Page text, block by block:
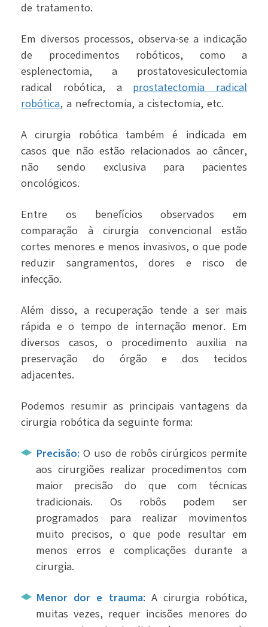
de tratamento.
Em diversos processos, observa-se a indicação
de procedimentos robóticos, como a
esplenectomia, a prostatovesiculectomia
radical robótica, a prostatectomia radical
robótica, a nefrectomia, a cistectomia, etc.
A cirurgia robótica também é indicada em
casos que não estão relacionados ao câncer,
não sendo exclusiva para pacientes
oncológicos.
Entre os benefícios observados em
comparação à cirurgia convencional estão
cortes menores e menos invasivos, o que pode
reduzir sangramentos, dores e risco de
infecção.
Além disso, a recuperação tende a ser mais
rápida e o tempo de internação menor. Em
diversos casos, o procedimento auxilia na
preservação do órgão e dos tecidos
adjacentes.
Podemos resumir as principais vantagens da
cirurgia robótica da seguinte forma:
Precisão: O uso de robôs cirúrgicos permite
aos cirurgiões realizar procedimentos com
maior precisão do que com técnicas
tradicionais. Os robôs podem ser
programados para realizar movimentos
muito precisos, o que pode resultar em
menos erros e complicações durante a
cirurgia.
Menor dor e trauma: A cirurgia robótica,
muitas vezes, requer incisões menores do